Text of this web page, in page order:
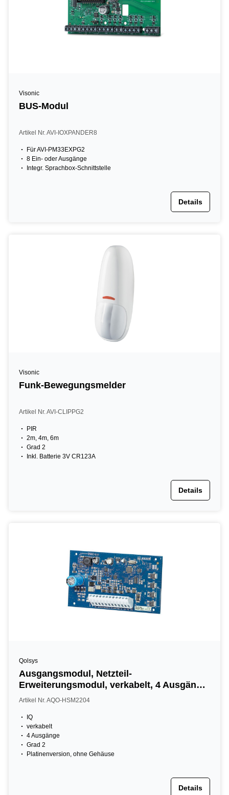
Visonic
BUS-Modul
Artikel Nr. AVI-IOXPANDER8
Für AVI-PM33EXPG2
8 Ein- oder Ausgänge
Integr. Sprachbox-Schnittstelle
Details
Visonic
Funk-Bewegungsmelder
Artikel Nr. AVI-CLIPPG2
PIR
2m, 4m, 6m
Grad 2
Inkl. Batterie 3V CR123A
Details
Qolsys
Ausgangsmodul, Netzteil-
Erweiterungsmodul, verkabelt, 4 Ausgänge,
Grad 2
Artikel Nr. AQO-HSM2204
IQ
verkabelt
4 Ausgänge
Grad 2
Platinenversion, ohne Gehäuse
Details